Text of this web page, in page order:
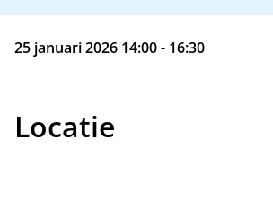
25 januari 2026 14:00 - 16:30
Locatie